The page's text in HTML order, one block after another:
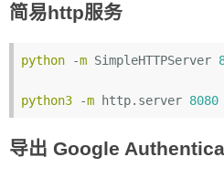
简易http服务
python -m SimpleHTTPServer
python3 -m http.server 8080
导出 Google